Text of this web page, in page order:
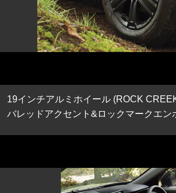
19インチアルミホイール (ROCK
バレッドアクセント&ロックマークエン